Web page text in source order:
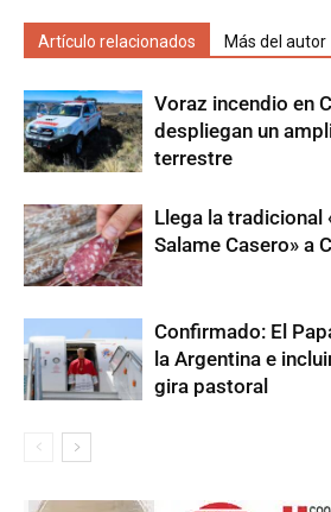
Artículo relacionados Más del autor
Voraz incendio en
despliegan un
terrestre
Llega la tradicional
Salame Casero» a
Confirmado: El
la Argentina e
gira pastoral